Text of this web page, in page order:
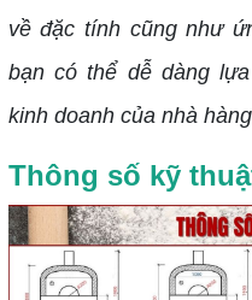
về đặc tính cũng như
bạn có thể dễ dàng
kinh doanh của nhà
Thông số kỹ